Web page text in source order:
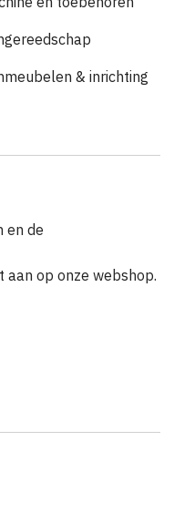
& inrichting
en de
aan op onze webshop.